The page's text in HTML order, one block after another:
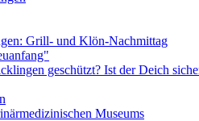
Grill- und Klön-Nachmittag
geschützt? Ist der Deich
Museums